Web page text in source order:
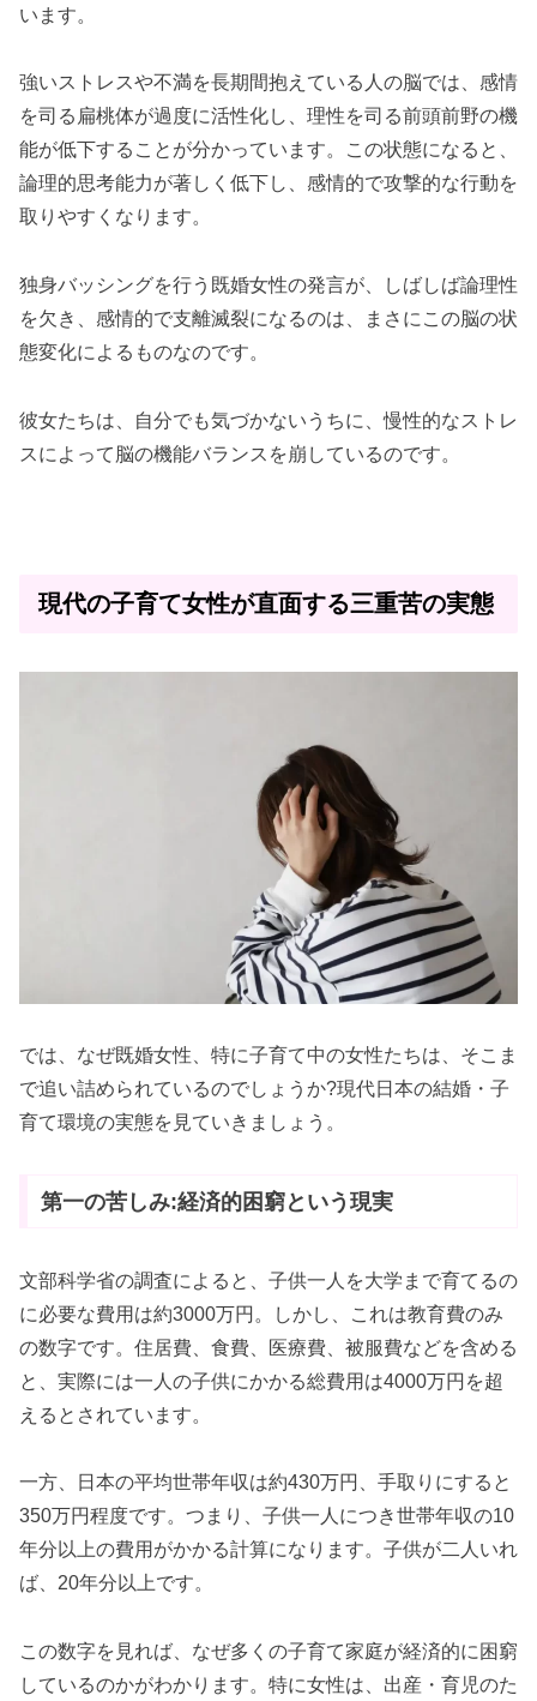
います。
強いストレスや不満を長期間抱えている人の脳では、感情
を司る扁桃体が過度に活性化し、理性を司る前頭前野の機
能が低下することが分かっています。この状態になると、
論理的思考能力が著しく低下し、感情的で攻撃的な行動を
取りやすくなります。
独身バッシングを行う既婚女性の発言が、しばしば論理性
を欠き、感情的で支離滅裂になるのは、まさにこの脳の状
態変化によるものなのです。
彼女たちは、自分でも気づかないうちに、慢性的なストレ
スによって脳の機能バランスを崩しているのです。
現代の子育て女性が直面する三重苦の実態
では、なぜ既婚女性、特に子育て中の女性たちは、そこま
で追い詰められているのでしょうか?現代日本の結婚・子
育て環境の実態を見ていきましょう。
第一の苦しみ:経済的困窮という現実
文部科学省の調査によると、子供一人を大学まで育てるの
に必要な費用は約3000万円。しかし、これは教育費のみ
の数字です。住居費、食費、医療費、被服費などを含める
と、実際には一人の子供にかかる総費用は4000万円を超
えるとされています。
一方、日本の平均世帯年収は約430万円、手取りにすると
350万円程度です。つまり、子供一人につき世帯年収の10
年分以上の費用がかかる計算になります。子供が二人いれ
ば、20年分以上です。
この数字を見れば、なぜ多くの子育て家庭が経済的に困窮
しているのかがわかります。特に女性は、出産・育児のた